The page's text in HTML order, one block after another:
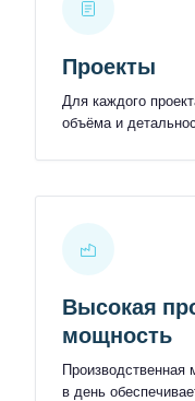
Балконные двери
РАЗДВИЖНЫЕ
СТЕКЛОПАКЕТЫ
Проекты
Для каждого
объёма и
Высокая
мощность
в день